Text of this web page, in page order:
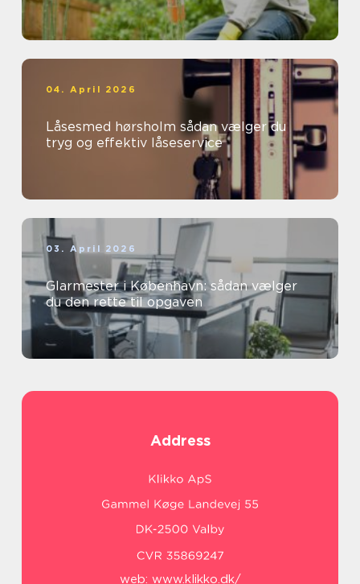
04. April 2026
Låsesmed hørsholm sådan vælger du
tryg og effektiv låseservice
03. April 2026
Glarmester i København: sådan vælger
du den rette til opgaven
Address
web: www.klikko.dk/